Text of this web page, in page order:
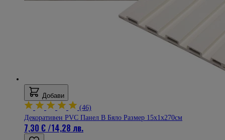
Добави
(46)
Декоративен PVC Панел В Бяло Размер 15х1х270см
7,30 €/14,28 лв.